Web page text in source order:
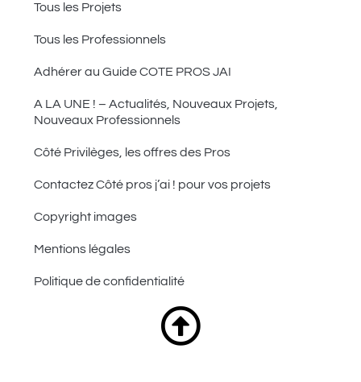
Tous les Projets
Tous les Professionnels
Adhérer au Guide COTE PROS JAI
A LA UNE ! – Actualités, Nouveaux Projets,
Nouveaux Professionnels
Côté Privilèges, les offres des Pros
Contactez Côté pros j’ai ! pour vos projets
Copyright images
Mentions légales
Politique de confidentialité